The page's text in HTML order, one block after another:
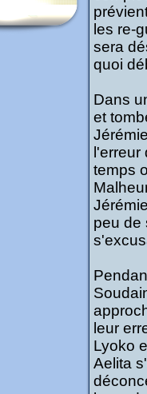
les re-
sera
quoi
Dans
et
temps
peu de
leur
Lyoko
Aelita